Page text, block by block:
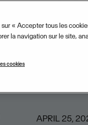
un
APRIL 25,
« Accepter tous les
la navigation sur le site,
cookies